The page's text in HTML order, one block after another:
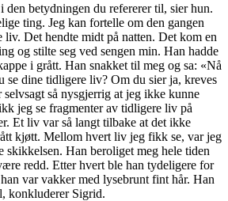
den betydningen du refererer til, sier hun.
ting. Jeg kan fortelle om den gangen
Det hendte midt på natten. Det kom en
og stilte seg ved sengen min. Han hadde
i grått. Han snakket til meg og sa: «Nå
se dine tidligere liv? Om du sier ja, kreves
selvsagt så nysgjerrig at jeg ikke kunne
jeg se fragmenter av tidligere liv på
Et liv var så langt tilbake at det ikke
kjøtt. Mellom hvert liv jeg fikk se, var jeg
skikkelsen. Han beroliget meg hele tiden
redd. Etter hvert ble han tydeligere for
var vakker med lysebrunt fint hår. Han
konkluderer Sigrid.